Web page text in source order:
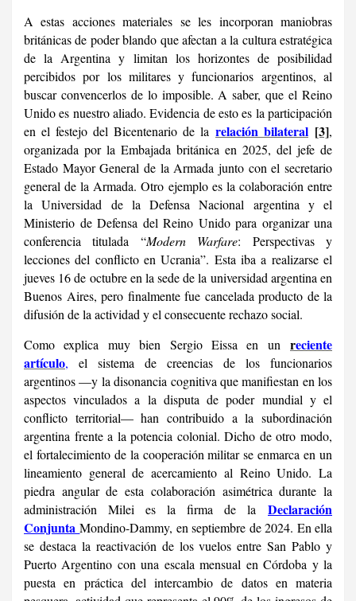
A estas acciones materiales se les incorporan maniobras
británicas de poder blando que afectan a la cultura estratégica
de la Argentina y limitan los horizontes de posibilidad
percibidos por los militares y funcionarios argentinos, al
buscar convencerlos de lo imposible. A saber, que el Reino
Unido es nuestro aliado. Evidencia de esto es la participación
en el festejo del Bicentenario de la relación bilateral [3],
organizada por la Embajada británica en 2025, del jefe de
Estado Mayor General de la Armada junto con el secretario
general de la Armada. Otro ejemplo es la colaboración entre
la Universidad de la Defensa Nacional argentina y el
Ministerio de Defensa del Reino Unido para organizar una
conferencia titulada “Modern Warfare: Perspectivas y
lecciones del conflicto en Ucrania”. Esta iba a realizarse el
jueves 16 de octubre en la sede de la universidad argentina en
Buenos Aires, pero finalmente fue cancelada producto de la
difusión de la actividad y el consecuente rechazo social.
Como explica muy bien Sergio Eissa en un reciente
artículo, el sistema de creencias de los funcionarios
argentinos —y la disonancia cognitiva que manifiestan en los
aspectos vinculados a la disputa de poder mundial y el
conflicto territorial— han contribuido a la subordinación
argentina frente a la potencia colonial. Dicho de otro modo,
el fortalecimiento de la cooperación militar se enmarca en un
lineamiento general de acercamiento al Reino Unido. La
piedra angular de esta colaboración asimétrica durante la
administración Milei es la firma de la Declaración
Conjunta Mondino-Dammy, en septiembre de 2024. En ella
se destaca la reactivación de los vuelos entre San Pablo y
Puerto Argentino con una escala mensual en Córdoba y la
puesta en práctica del intercambio de datos en materia